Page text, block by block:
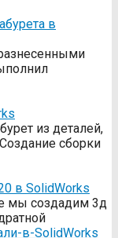
в
из деталей,
сборки
в SolidWorks
мы создадим 3д